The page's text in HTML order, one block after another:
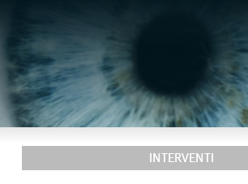
OCCHIO BAMBINO
INTERVENTI
TESTIMONIAL
DR. LONGO
INTERVENTI